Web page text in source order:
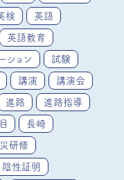
検 英語
英語教育
ション 試験
講演 講演会
進路 進路指導
長崎
研修
陰性証明